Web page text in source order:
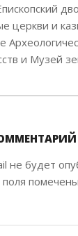
церкви и
и Музей
не будет
помечены